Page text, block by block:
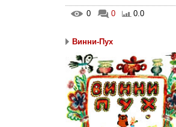
0 0 0.0
Винни-Пух